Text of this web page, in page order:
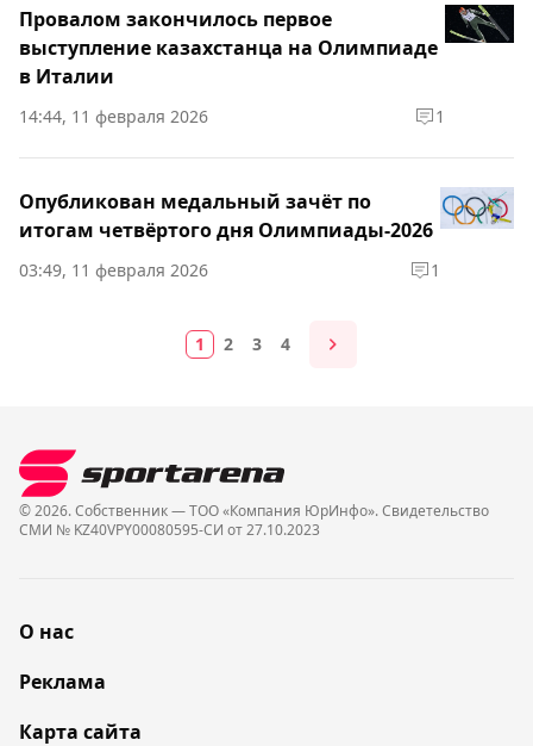
Провалом закончилось первое
выступление казахстанца на Олимпиаде
в Италии
14:44, 11 февраля 2026 1
Опубликован медальный зачёт по
итогам четвёртого дня Олимпиады-2026
03:49, 11 февраля 2026 1
1 2 3 4
© 2026. Собственник — ТОО «Компания ЮрИнфо». Cвидетельство
СМИ № KZ40VPY00080595-СИ от 27.10.2023
О нас
Реклама
Карта сайта